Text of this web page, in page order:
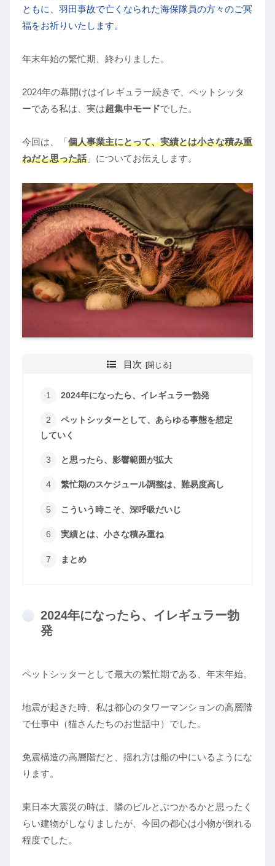
ともに、羽田事故で亡くなられた海保隊員の方々のご冥
福をお祈りいたします。
年末年始の繁忙期、終わりました。
2024年の幕開けはイレギュラー続きで、ペットシッタ
ーである私は、実は超集中モードでした。
今回は、「個人事業主にとって、実績とは小さな積み重
ねだと思った話」についてお伝えします。
目次
2024年になったら、イレギュラー勃発
ペットシッターとして、あらゆる事態を想定
していく
と思ったら、影響範囲が拡大
繁忙期のスケジュール調整は、難易度高し
こういう時こそ、深呼吸だいじ
実績とは、小さな積み重ね
まとめ
2024年になったら、イレギュラー勃
発
ペットシッターとして最大の繁忙期である、年末年始。
地震が起きた時、私は都心のタワーマンションの高層階
で仕事中（猫さんたちのお世話中）でした。
免震構造の高層階だと、揺れ方は船の中にいるようにな
ります。
東日本大震災の時は、隣のビルとぶつかるかと思ったく
らい建物がしなりましたが、今回の都心は小物が倒れる
程度でした。